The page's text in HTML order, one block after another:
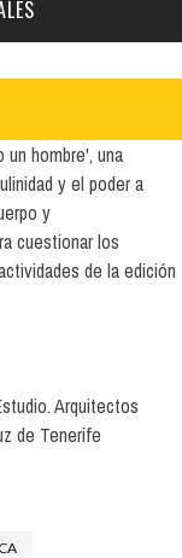
Cultura
Deporte y Naturaleza
Música
Escénicas
2026
2026
PHE FESTIVAL 2026
DE CUENTO
hombre', una
y el poder a
y
cuestionar los
de la edición
Arquitectos
de Tenerife